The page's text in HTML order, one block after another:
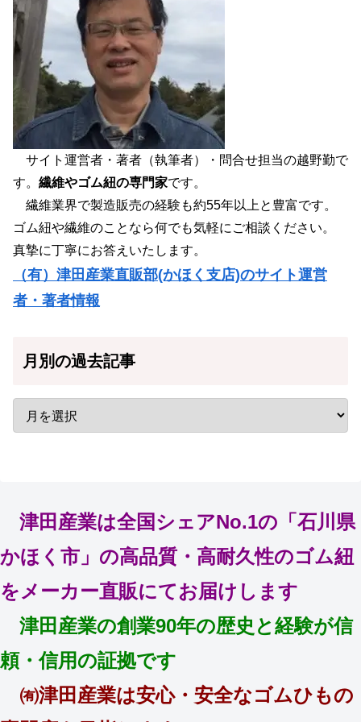
サイト運営者・著者（執筆者）・問合せ担当の越野勤で
す。 繊維やゴム紐の専門家です。
繊維業界で製造販売の経験も約55年以上と豊富です。
ゴム紐や繊維のことなら何でも気軽にご相談ください。
真摯に丁寧にお答えいたします。
（有）津田産業直販部(かほく支店)のサイト運営
者・著者情報
月別の過去記事
津田産業は全国シェアNo.1の「石川県
かほく市」の高品質・高耐久性のゴム紐
をメーカー直販にてお届けします
津田産業の創業90年の歴史と経験が信
頼・信用の証拠です
㈲津田産業は安心・安全なゴムひもの